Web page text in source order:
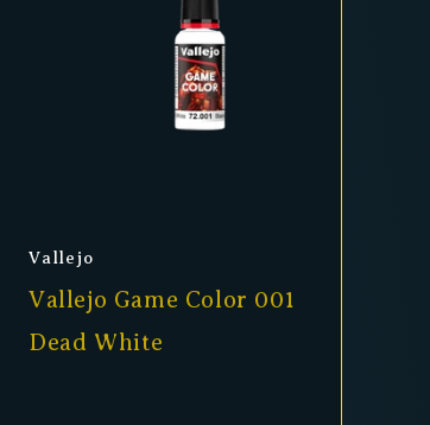
Anbieter:
Vallejo
Vallejo Game Color 001
Dead White